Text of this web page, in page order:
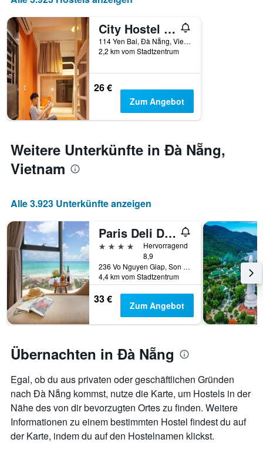
der
Tage
vor
dem
Aufenthalt
anzeigt
Das
Diagramm
hat
1
die
den
durchschnittlichen
City Hostel Da Nang
114 Yen Bai, Đà Nẵng, Vietnam
2,2 km vom Stadtzentrum
26 €
Zum Angebot
Weitere Unterkünfte in Đà Nẵng,
Vietnam
Alle 3.923 Unterkünfte anzeigen
Paris Deli Danang Beach Hotel
4 Sterne
Hervorragend
8,9
236 Vo Nguyen Giap, Son Tra, Đà Nẵng, Vietnam
4,4 km vom Stadtzentrum
33 € Zum Angebot
Übernachten in Đà Nẵng
Egal, ob du aus privaten oder geschäftlichen Gründen
nach Đà Nẵng kommst, nutze die Karte, um Hostels in der
Nähe des von dir bevorzugten Ortes zu finden. Weitere
Informationen zu einem bestimmten Hostel findest du auf
der Karte, indem du auf den Hostelnamen klickst.